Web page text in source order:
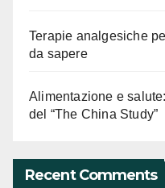
Terapie analgesiche
da sapere
Alimentazione e
del “The China Study”
Recent Comments